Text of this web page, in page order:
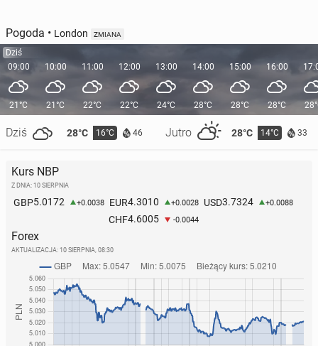
Pogoda • London ZMIANA
Dziś
09:00
21°C
Dziś 28°C 16°C 46 Jutro 28°C 14°C 33
10:00
21°C
11:00
22°C
12:00
22°C
13:00
24°C
14:00
28°C
15:00
28°C
16:00
28°C
Kurs NBP
Z DNIA: 10 SIERPNIA
GBP5.0172 +0.0038 EUR4.3010 +0.0028 USD3.7324 +0.0088
CHF4.6005 -0.0044
Forex
AKTUALIZACJA: 10 SIERPNIA, 08:30